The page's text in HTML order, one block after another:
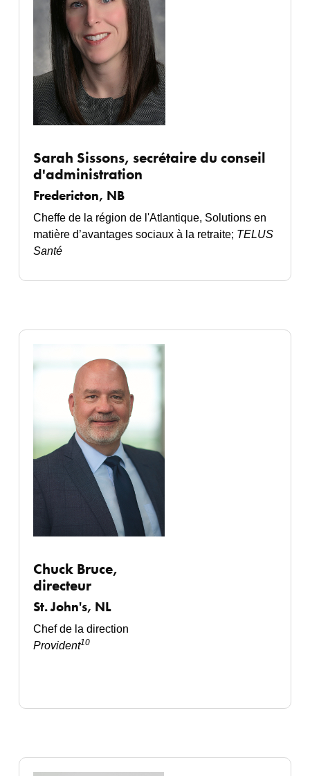
Sarah Sissons, secrétaire du conseil
d'administration
Fredericton, NB
Cheffe de la région de l'Atlantique, Solutions en
matière d’avantages sociaux à la retraite; TELUS
Santé
Chuck Bruce,
directeur
St. John's, NL
Chef de la direction
Provident10